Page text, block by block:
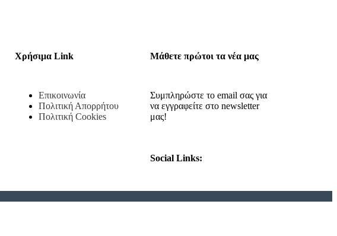
Χρήσιμα Link
Επικοινωνία
Πολιτική Απορρήτου
Πολιτική Cookies
Μάθετε πρώτοι τα νέα μας
Συμπληρώστε το email σας για
να εγγραφείτε στο newsletter
μας!
Social Links: